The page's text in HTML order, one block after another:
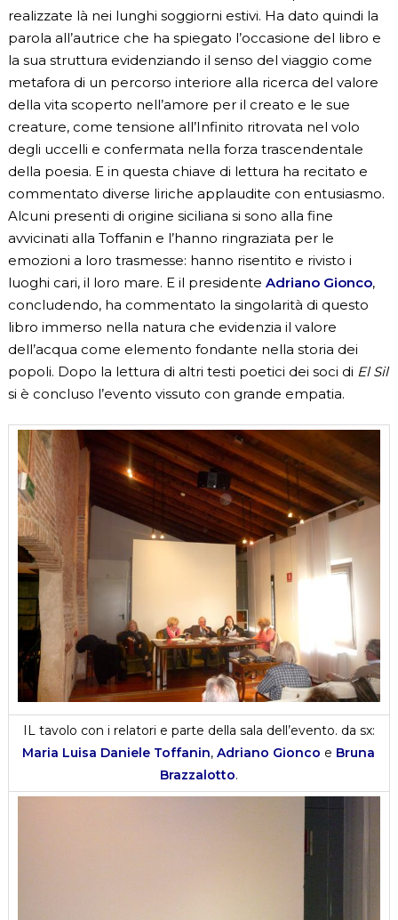
realizzate là nei lunghi soggiorni estivi. Ha dato quindi la
parola all’autrice che ha spiegato l’occasione del libro e
la sua struttura evidenziando il senso del viaggio come
metafora di un percorso interiore alla ricerca del valore
della vita scoperto nell’amore per il creato e le sue
creature, come tensione all’Infinito ritrovata nel volo
degli uccelli e confermata nella forza trascendentale
della poesia. E in questa chiave di lettura ha recitato e
commentato diverse liriche applaudite con entusiasmo.
Alcuni presenti di origine siciliana si sono alla fine
avvicinati alla Toffanin e l’hanno ringraziata per le
emozioni a loro trasmesse: hanno risentito e rivisto i
luoghi cari, il loro mare. E il presidente Adriano Gionco,
concludendo, ha commentato la singolarità di questo
libro immerso nella natura che evidenzia il valore
dell’acqua come elemento fondante nella storia dei
popoli. Dopo la lettura di altri testi poetici dei soci di El Sil
si è concluso l’evento vissuto con grande empatia.
IL tavolo con i relatori e parte della sala dell’evento. da sx:
Maria Luisa Daniele Toffanin,Adriano Gionco e Bruna
Brazzalotto.